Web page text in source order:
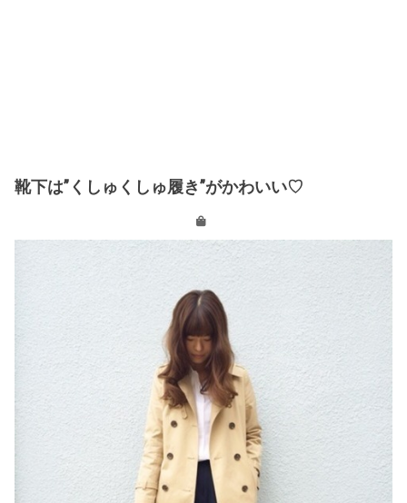
靴下は”くしゅくしゅ履き”がかわいい♡